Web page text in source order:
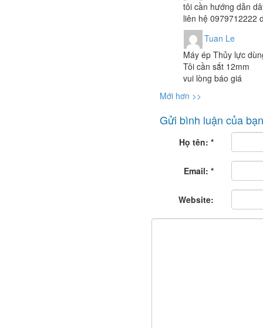
tôi cần hướng dẫn
liên hệ 0979712222
Tuan Le
Máy ép Thủy lực
Tôi cần sắt 12mm
vui lòng báo giá
Mới hơn >>
Gửi bình luận của
Họ tên: *
Email: *
Website: